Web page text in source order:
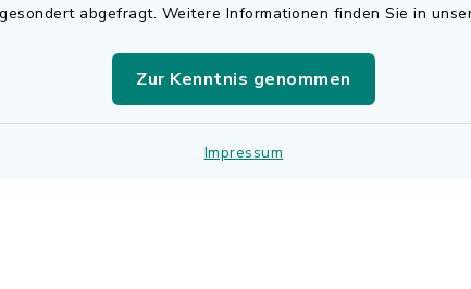
abgefragt. Weitere Informationen finden Sie in
Zur Kenntnis genommen
Impressum
Notfalldienst
Öffnungszeiten: